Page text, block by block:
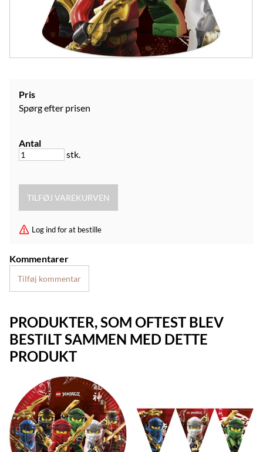
Pris
Spørg efter prisen
Antal
stk.
Log ind for at bestille
Kommentarer
Tilføj kommentar
PRODUKTER, SOM OFTEST BLEV
BESTILT SAMMEN MED DETTE
PRODUKT